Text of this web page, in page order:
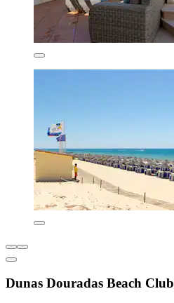
Dunas Douradas Beach Club